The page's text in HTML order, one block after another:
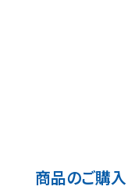
商品のご購入